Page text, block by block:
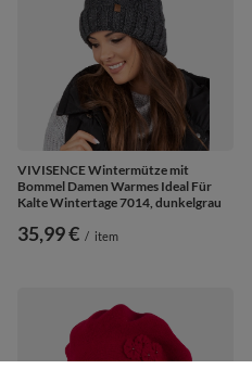
VIVISENCE Wintermütze mit
Bommel Damen Warmes Ideal Für
Kalte Wintertage 7014, dunkelgrau
35,99 € / item